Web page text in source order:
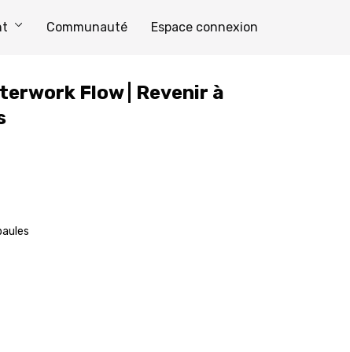
Communauté Espace connexion
Flow | Revenir à